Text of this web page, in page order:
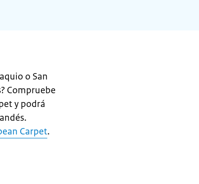
o San
Compruebe
y podrá
Carpet.